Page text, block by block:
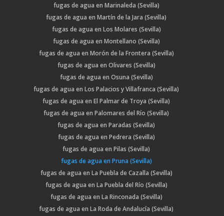
fugas de agua en Marinaleda (Sevilla)
fugas de agua en Martín de la Jara (Sevilla)
fugas de agua en Los Molares (Sevilla)
fugas de agua en Montellano (Sevilla)
fugas de agua en Morón de la Frontera (Sevilla)
fugas de agua en Olivares (Sevilla)
fugas de agua en Osuna (Sevilla)
fugas de agua en Los Palacios y Villafranca (Sevilla)
fugas de agua en El Palmar de Troya (Sevilla)
fugas de agua en Palomares del Río (Sevilla)
fugas de agua en Paradas (Sevilla)
fugas de agua en Pedrera (Sevilla)
fugas de agua en Pilas (Sevilla)
fugas de agua en Pruna (Sevilla)
fugas de agua en La Puebla de Cazalla (Sevilla)
fugas de agua en La Puebla del Río (Sevilla)
fugas de agua en La Rinconada (Sevilla)
fugas de agua en La Roda de Andalucía (Sevilla)